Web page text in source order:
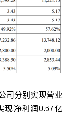
司分别实现营业
现净利润0.67亿